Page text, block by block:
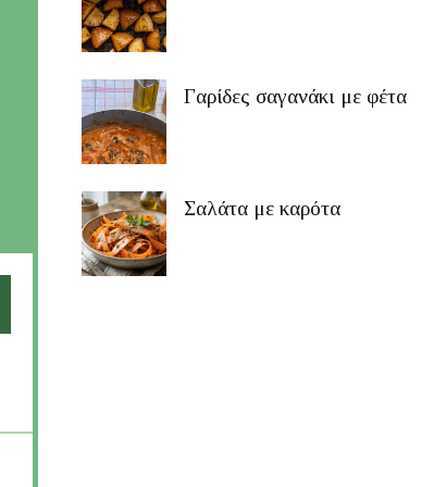
Γαρίδες σαγανάκι με φέτα
Σαλάτα με καρότα